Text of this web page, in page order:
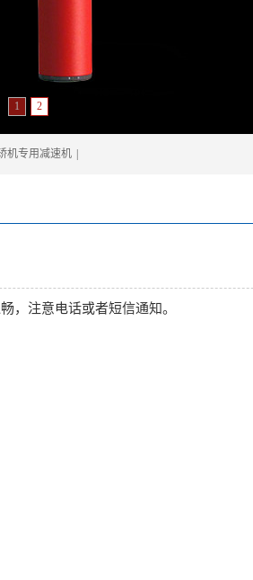
1 2
机专用减速机
，注意电话或者短信通知。